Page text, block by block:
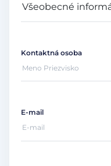
Kontaktná osoba
E-mail